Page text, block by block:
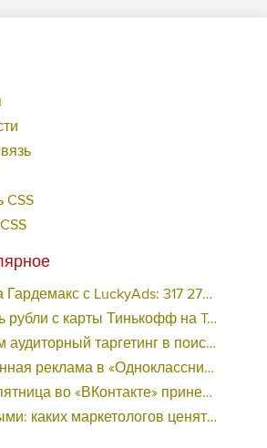
CSS
с LuckyAds: 317 279 рублей за 10 дней - «Надо знать»
с карты Тинькофф на Tether ERC20 (USDT)?
в поисковой кампании Google Ads - «Заработок»
как ее настроить и нужно ли - «Заработок»
принесла магазину подарков 221 продажу по цене 38 рублей - «Заработок»
маркетологов ценят - «Заработок»